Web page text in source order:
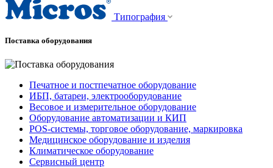
Типография
Поставка оборудования
Печатное и постпечатное оборудование
ИБП, батареи, электрооборудование
Весовое и измерительное оборудование
Оборудование автоматизации и КИП
POS-системы, торговое оборудование, маркировка
Медицинское оборудование и изделия
Климатическое оборудование
Сервисный центр